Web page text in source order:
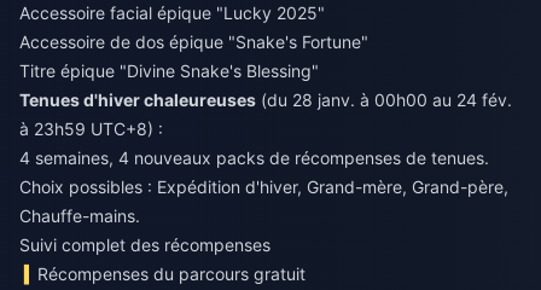
Accessoire facial épique "Lucky 2025"
Accessoire de dos épique "Snake's Fortune"
Titre épique "Divine Snake's Blessing"
Tenues d'hiver chaleureuses (du 28 janv. à 00h00 au 24 fév.
à 23h59 UTC+8) :
4 semaines, 4 nouveaux packs de récompenses de tenues.
Choix possibles : Expédition d'hiver, Grand-mère, Grand-père,
Chauffe-mains.
Suivi complet des récompenses
Récompenses du parcours gratuit